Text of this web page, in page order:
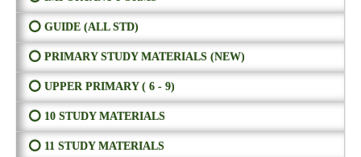
⭕ GUIDE (ALL STD)
⭕ PRIMARY STUDY MATERIALS (NEW)
⭕ UPPER PRIMARY ( 6 - 9)
⭕ 10 STUDY MATERIALS
⭕ 11 STUDY MATERIALS